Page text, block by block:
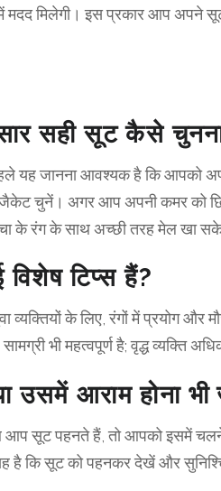
मिलेगी। इस प्रकार आप अपने
सही सूट कैसे चुनना
जानना आवश्यक है कि आपको
चुनें। अगर आप अपनी कमर को
के रंग के साथ अच्छी तरह मेल खा
टिप्स हैं?
के लिए, रंगों में प्रयोग और
भी महत्वपूर्ण है; वृद्ध
उसमें आराम होना
सूट पहनते हैं, तो आपको इसमें
है कि सूट को पहनकर देखें और